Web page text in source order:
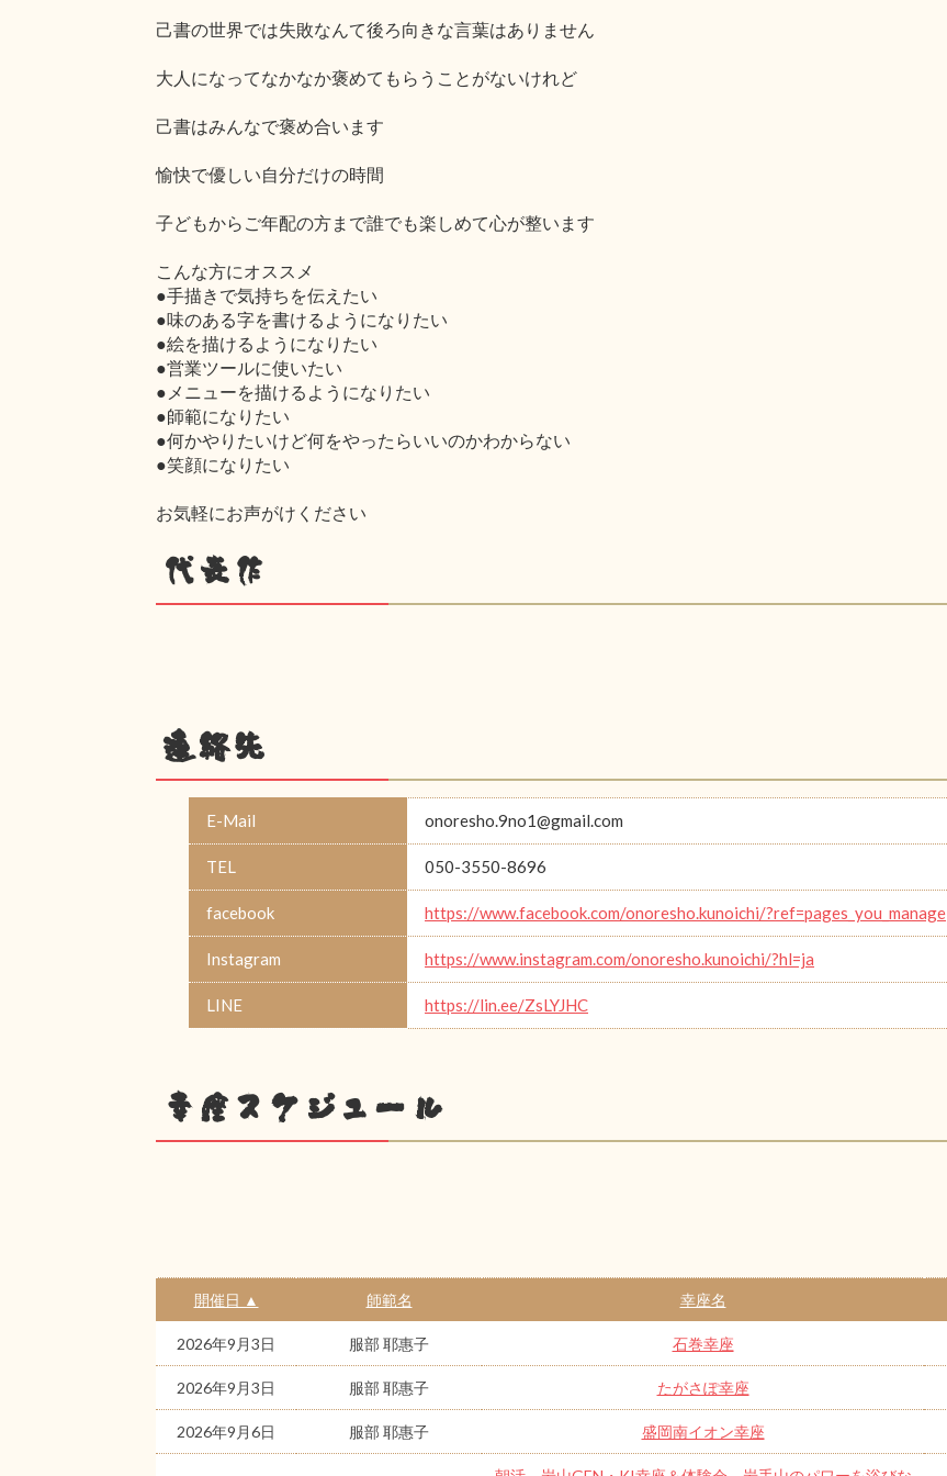
己書の世界では失敗なんて後ろ向きな言葉はありません
大人になってなかなか褒めてもらうことがないけれど
己書はみんなで褒め合います
愉快で優しい自分だけの時間
子どもからご年配の方まで誰でも楽しめて心が整います
こんな方にオススメ
●手描きで気持ちを伝えたい
●味のある字を書けるようになりたい
●絵を描けるようになりたい
●営業ツールに使いたい
●メニューを描けるようになりたい
●師範になりたい
●何かやりたいけど何をやったらいいのかわからない
●笑顔になりたい
お気軽にお声がけください
代表作
連絡先
E-Mail onoresho.9no1@gmail.com
TEL 050-3550-8696
facebook https://www.facebook.com/onoresho.kunoichi/?ref=pages_you_manage
Instagram https://www.instagram.com/onoresho.kunoichi/?hl=ja
LINE https://lin.ee/ZsLYJHC
幸座スケジュール
開催日 ▲ 師範名 幸座名
2026年9月3日 服部 耶惠子 石巻幸座
2026年9月3日 服部 耶惠子 たがさぽ幸座
2026年9月6日 服部 耶惠子 盛岡南イオン幸座